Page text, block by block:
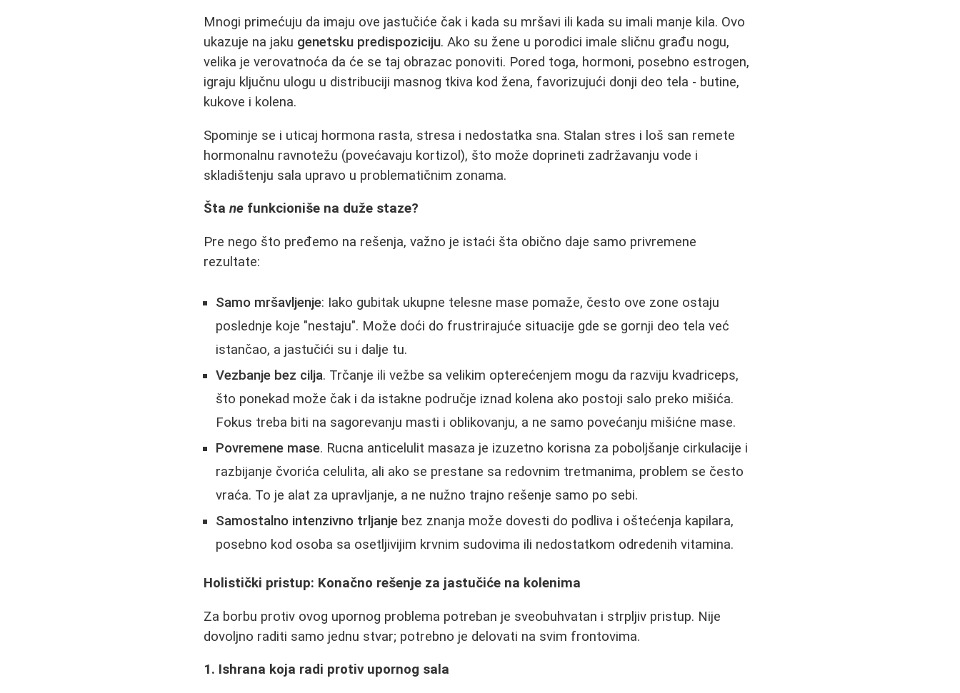
Mnogi primećuju da imaju ove jastučiće čak i kada su mršavi ili kada su imali manje kila. Ovo
ukazuje na jaku genetsku predispoziciju. Ako su žene u porodici imale sličnu građu nogu,
velika je verovatnoća da će se taj obrazac ponoviti. Pored toga, hormoni, posebno estrogen,
igraju ključnu ulogu u distribuciji masnog tkiva kod žena, favorizujući donji deo tela - butine,
kukove i kolena.
Spominje se i uticaj hormona rasta, stresa i nedostatka sna. Stalan stres i loš san remete
hormonalnu ravnotežu (povećavaju kortizol), što može doprineti zadržavanju vode i
skladištenju sala upravo u problematičnim zonama.
Štane funkcioniše na duže staze?
Pre nego što pređemo na rešenja, važno je istaći šta obično daje samo privremene
rezultate:
Samo mršavljenje: Iako gubitak ukupne telesne mase pomaže, često ove zone ostaju
poslednje koje "nestaju". Može doći do frustrirajuće situacije gde se gornji deo tela već
istančao, a jastučići su i dalje tu.
Vezbanje bez cilja. Trčanje ili vežbe sa velikim opterećenjem mogu da razviju kvadriceps,
što ponekad može čak i da istakne područje iznad kolena ako postoji salo preko mišića.
Fokus treba biti na sagorevanju masti i oblikovanju, a ne samo povećanju mišićne mase.
Povremene mase. Rucna anticelulit masaza je izuzetno korisna za poboljšanje cirkulacije i
razbijanje čvorića celulita, ali ako se prestane sa redovnim tretmanima, problem se često
vraća. To je alat za upravljanje, a ne nužno trajno rešenje samo po sebi.
Samostalno intenzivno trljanje bez znanja može dovesti do podliva i oštećenja kapilara,
posebno kod osoba sa osetljivijim krvnim sudovima ili nedostatkom odredenih vitamina.
Holistički pristup: Konačno rešenje za jastučiće na kolenima
Za borbu protiv ovog upornog problema potreban je sveobuhvatan i strpljiv pristup. Nije
dovoljno raditi samo jednu stvar; potrebno je delovati na svim frontovima.
1. Ishrana koja radi protiv upornog sala